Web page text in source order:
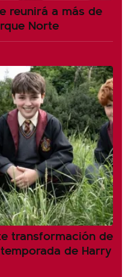
reunirá a más de
Norte
transformación de
de Harry